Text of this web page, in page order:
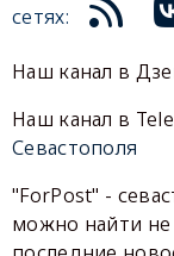
сетях:
Наш канал в
Наш канал в
Севастополя
"ForPost" -
можно найти не